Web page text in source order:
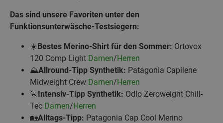
Das sind unsere Favoriten unter den
Funktionsunterwäsche-Testsiegern:
☀️Bestes Merino-Shirt für den Sommer: Ortovox
120 Comp Light Damen/Herren
⛰️Allround-Tipp Synthetik: Patagonia Capilene
Midweight Crew Damen/Herren
🏃Intensiv-Tipp Synthetik: Odlo Zeroweight Chill-
Tec Damen/Herren
🏡Alltags-Tipp: Patagonia Cap Cool Merino